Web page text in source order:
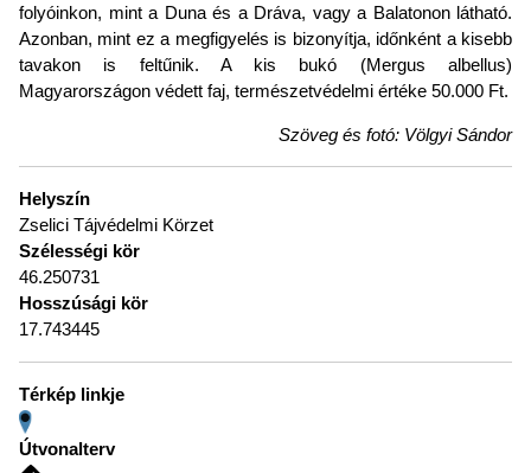
folyóinkon, mint a Duna és a Dráva, vagy a Balatonon látható.
Azonban, mint ez a megfigyelés is bizonyítja, időnként a kisebb
tavakon is feltűnik. A kis bukó (Mergus albellus)
Magyarországon védett faj, természetvédelmi értéke 50.000 Ft.
Szöveg és fotó: Völgyi Sándor
Helyszín
Zselici Tájvédelmi Körzet
Szélességi kör
46.250731
Hosszúsági kör
17.743445
Térkép linkje
Útvonalterv